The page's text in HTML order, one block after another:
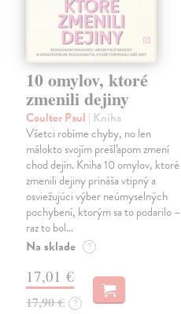
10 omylov, ktoré
zmenili dejiny
Coulter Paul | Kniha
Všetci robíme chyby, no len
málokto svojím prešľapom zmení
chod dejín. Kniha 10 omylov, ktoré
zmenili dejiny prináša vtipný a
osviežujúci výber neúmyselných
pochybení, ktorým sa to podarilo –
raz to bol…
Na sklade ?
17,01 €
17,90 € ?